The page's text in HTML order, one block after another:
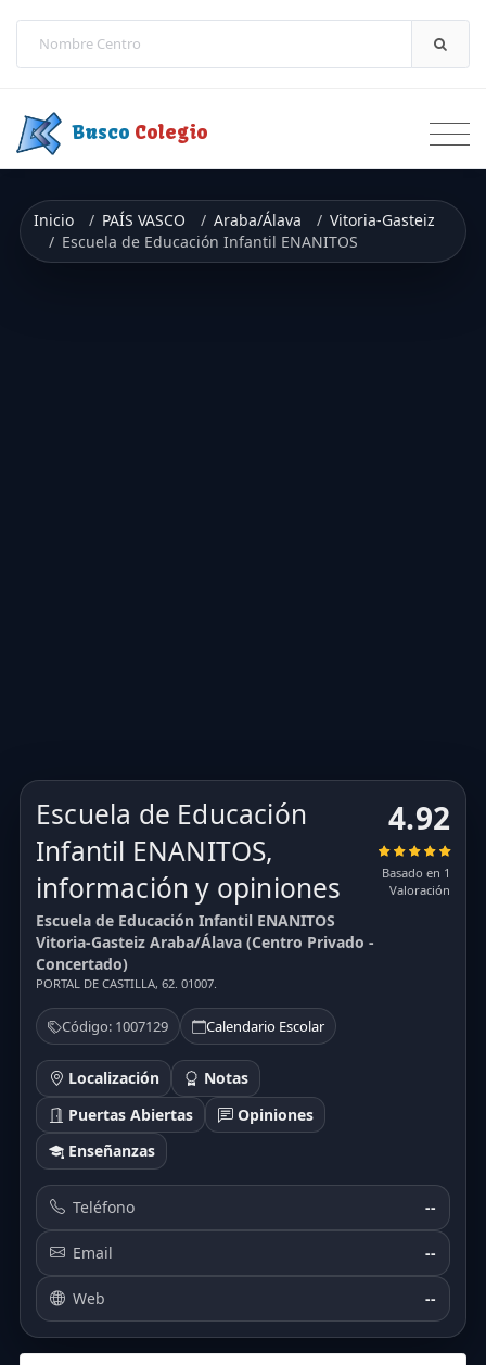
Busco Colegio
Inicio PAÍS VASCO Araba/Álava
Vitoria-Gasteiz
Escuela de Educación Infantil ENANITOS
Escuela de Educación
Infantil ENANITOS,
información y opiniones
Escuela de Educación Infantil ENANITOS
Vitoria-Gasteiz Araba/Álava (Centro Privado -
Concertado)
PORTAL DE CASTILLA, 62. 01007.
Código: 1007129 Calendario Escolar
Localización
Notas
Puertas Abiertas
Opiniones
Enseñanzas
4.92
Basado en 1
Valoración
Teléfono --
Email --
Web --